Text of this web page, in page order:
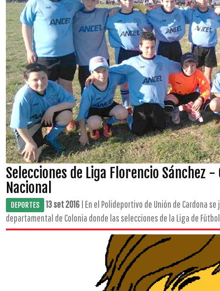
Selecciones de Liga Florencio Sánchez
Nacional
DEPORTES 13 set 2016 | En el Polideportivo de Unión de Cardona
departamental de Colonia donde las selecciones de la Liga de